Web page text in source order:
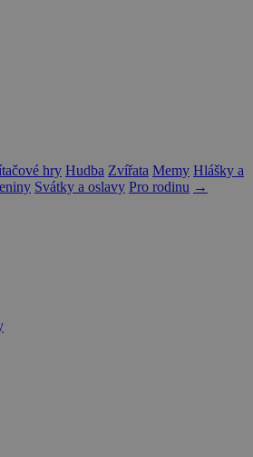
hry Hudba Zvířata Memy Hlášky a
Svátky a oslavy Pro rodinu →